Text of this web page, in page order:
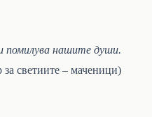
помилува нашите души.
светиите – маченици)